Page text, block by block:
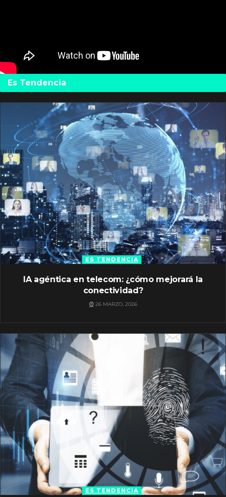
Es Tendencia
ES TENDENCIA
IA agéntica en telecom: ¿cómo mejorará la
conectividad?
26 MARZO, 2026
ES TENDENCIA